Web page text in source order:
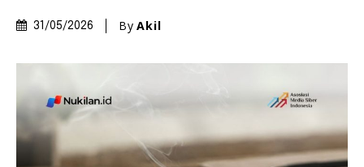
31/05/2026 By Akil